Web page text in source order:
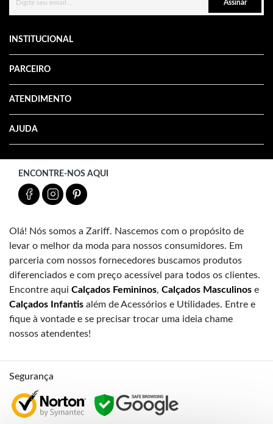
Assinar
INSTITUCIONAL
PARCEIRO
ATENDIMENTO
AJUDA
ENCONTRE-NOS AQUI
Olá! Nós somos a Zariff. Nascemos com o propósito de
levar o melhor da moda para nossos consumidores. Em
parceria com nossos fornecedores buscamos produtos
diferenciados e com preço acessível para todos os clientes.
Encontre aqui Calçados Femininos, Calçados Masculinos e
Calçados Infantis além de Acessórios e Utilidades. Entre e
fique à vontade e se precisar trocar uma ideia chame
nossos atendentes!
Segurança